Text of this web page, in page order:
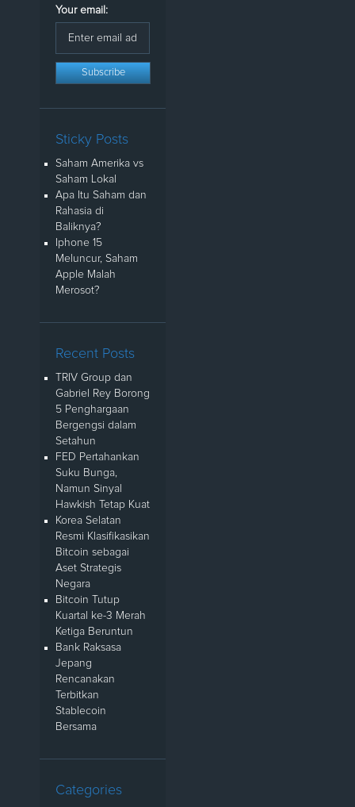
Your email:
Sticky Posts
Saham Amerika vs
Saham Lokal
Apa Itu Saham dan
Rahasia di
Baliknya?
Iphone 15
Meluncur, Saham
Apple Malah
Merosot?
Recent Posts
TRIV Group dan
Gabriel Rey Borong
5 Penghargaan
Bergengsi dalam
Setahun
FED Pertahankan
Suku Bunga,
Namun Sinyal
Hawkish Tetap Kuat
Korea Selatan
Resmi Klasifikasikan
Bitcoin sebagai
Aset Strategis
Negara
Bitcoin Tutup
Kuartal ke-3 Merah
Ketiga Beruntun
Bank Raksasa
Jepang
Rencanakan
Terbitkan
Stablecoin
Bersama
Categories